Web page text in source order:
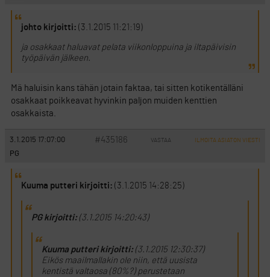
johto kirjoitti: (3.1.2015 11:21:19)
ja osakkaat haluavat pelata viikonloppuina ja iltapäivisin
työpäivän jälkeen.
Mä haluisin kans tähän jotain faktaa, tai sitten kotikentälläni
osakkaat poikkeavat hyvinkin paljon muiden kenttien
osakkaista.
3.1.2015 17:07:00 #435186 VASTAA ILMOITA ASIATON VIESTI
PG
Kuuma putteri kirjoitti: (3.1.2015 14:28:25)
PG kirjoitti:(3.1.2015 14:20:43)
Kuuma putteri kirjoitti:(3.1.2015 12:30:37)
Eikös maailmallakin ole niin, että uusista
kentistä valtaosa (80%?) perustetaan